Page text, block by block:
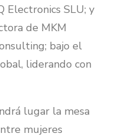
SLU; y
de MKM
bajo el
liderando con
lugar la mesa
mujeres